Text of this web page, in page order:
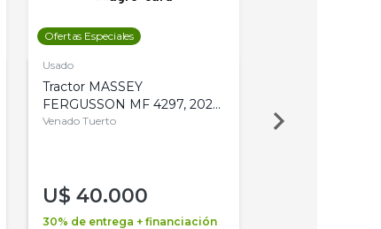
Ofertas Especiales
Usado
Tractor MASSEY
FERGUSSON MF 4297, 2020,
4WD, PATON
Venado Tuerto
U$ 40.000
30% de entrega + financiación
Venado Tuerto